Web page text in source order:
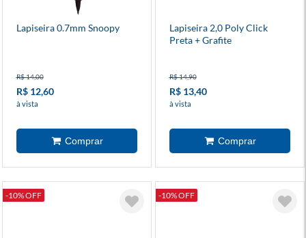
Lapiseira 0.7mm Snoopy
R$ 14,00
R$ 12,60
à vista
Lapiseira 2,0 Poly Click
Preta + Grafite
R$ 14,90
R$ 13,40
à vista
-10% OFF -10% OFF